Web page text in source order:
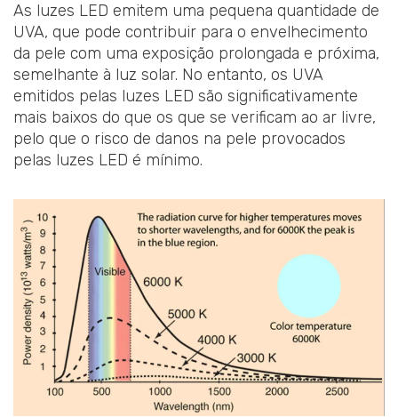
As luzes LED emitem uma pequena quantidade de
UVA, que pode contribuir para o envelhecimento
da pele com uma exposição prolongada e próxima,
semelhante à luz solar. No entanto, os UVA
emitidos pelas luzes LED são significativamente
mais baixos do que os que se verificam ao ar livre,
pelo que o risco de danos na pele provocados
pelas luzes LED é mínimo.